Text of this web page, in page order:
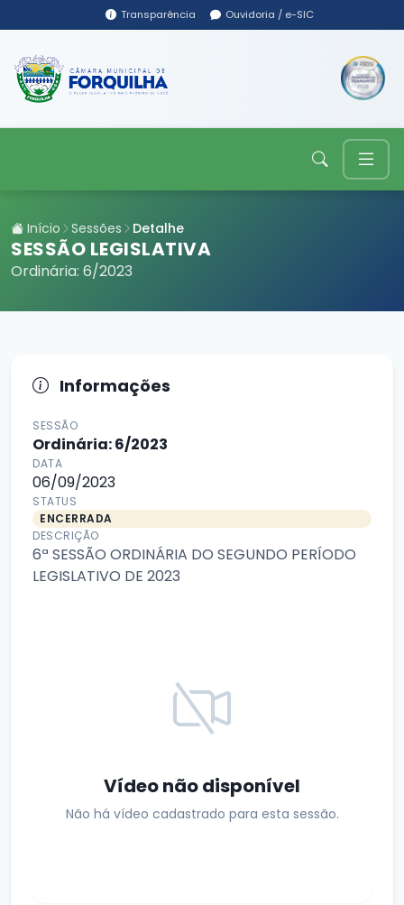
Transparência Ouvidoria / e-SIC
Início Sessões Detalhe
SESSÃO LEGISLATIVA
Ordinária: 6/2023
Informações
SESSÃO
Ordinária: 6/2023
DATA
06/09/2023
STATUS
ENCERRADA
DESCRIÇÃO
6ª SESSÃO ORDINÁRIA DO SEGUNDO PERÍODO
LEGISLATIVO DE 2023
Vídeo não disponível
Não há vídeo cadastrado para esta sessão.